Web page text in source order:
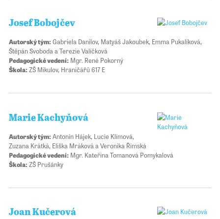
Josef Bobojčev
Autorský tým:Gabriela Danilov, Matyáš Jakoubek, Emma Pukalíková,
Štěpán Svoboda a Terezie Valíčková
Pedagogické vedení: Mgr. René Pokorný
Škola:ZŠ Mikulov, Hraničářů 617 E
Marie Kachyňová
Autorský tým:Antonín Hájek, Lucie Klímová,
Zuzana Krátká, Eliška Mráková a Veronika Římská
Pedagogické vedení: Mgr. Kateřina Tomanová Pomykalová
Škola:ZŠ Prušánky
Joan Kučerová